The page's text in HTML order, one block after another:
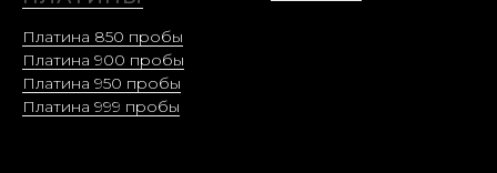
Платина 850 пробы
Платина 900 пробы
Платина 950 пробы
Платина 999 пробы